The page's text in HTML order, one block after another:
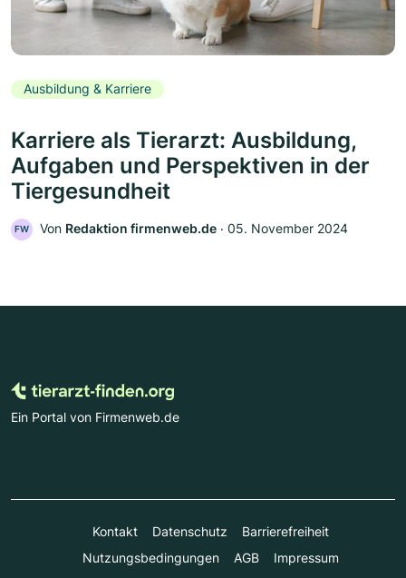
Ausbildung & Karriere
Karriere als Tierarzt: Ausbildung,
Aufgaben und Perspektiven in der
Tiergesundheit
FW Von Redaktion firmenweb.de ‧ 05. November 2024
Ein Portal von Firmenweb.de
Kontakt Datenschutz
Barrierefreiheit
Nutzungsbedingungen
AGB Impressum